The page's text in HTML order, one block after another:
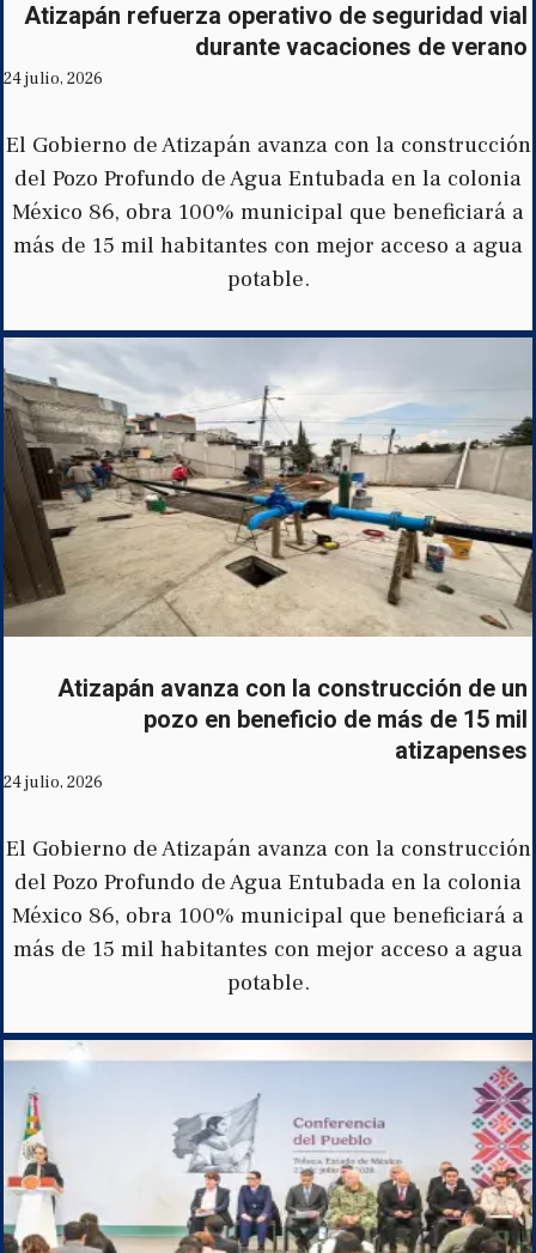
Atizapán refuerza operativo de seguridad vial
durante vacaciones de verano
24 julio, 2026
El Gobierno de Atizapán avanza con la construcción
del Pozo Profundo de Agua Entubada en la colonia
México 86, obra 100% municipal que beneficiará a
más de 15 mil habitantes con mejor acceso a agua
potable.
Atizapán avanza con la construcción de un
pozo en beneficio de más de 15 mil
atizapenses
24 julio, 2026
El Gobierno de Atizapán avanza con la construcción
del Pozo Profundo de Agua Entubada en la colonia
México 86, obra 100% municipal que beneficiará a
más de 15 mil habitantes con mejor acceso a agua
potable.